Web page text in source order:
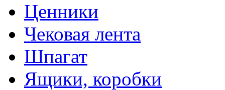
Ценники
Чековая лента
Шпагат
Ящики, коробки